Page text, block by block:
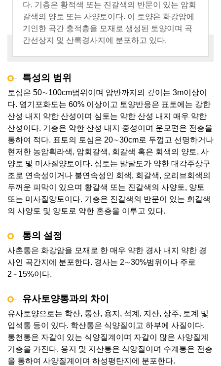
다. 기층은 황적색 또는 진갈색의 반문이 있는 암회
갈색의 양토 또는 사양토이다. 이 토양은 화강암에
기인한 곡간 충적층을 모재로 생성된 토양이며 곡
간선상지 및 산록경사지에 분포하고 있다.
특성의 범위
토심은 50∼100cm범위이며 암반까지의 깊이는 3m이상이
다. 염기포화도는 60% 이상이고 토양반응은 표토에는 강한
산성 내지 약한 산성이며 심토는 약한 산성 내지 매우 약한
산성이다. 기층은 약한 산성 내지 중성이며 운모편은 전층을
통하여 적다. 표토의 토심은 20∼30cm로 두껍고 선명하거나
현저한 농암획라색, 암회갈색, 회갈색 혹은 회색의 양토, 사
양토 및 미사질양토이다. 심토는 발달도가 약한 대각주상구
조로 연속성이거나 불연속성인 회색, 회갈색, 오리브회색의
두꺼운 피막이 있으며 황갈색 또는 진갈색의 사양토, 양토
또는 미사질양토이다. 기층은 진갈색의 반문이 있는 회갈색
의 사양토 및 양토로 약한 혼층을 이루고 있다.
통의 설정
사촌통은 화강암을 모재로 한 매우 약한 경사 내지 약한 경
사인 곡간지에 분포한다. 경사는 2∼30%범위이나 주로
2∼15%이다.
유사토양통과의 차이
유사토양으로는 학산, 통산, 용지, 석계, 지산, 상주, 토계 및
입석통 등이 있다. 학산통은 식양질이고 하부에 사질이다.
통천통은 자갈이 있는 식양질계이며 자갈이 많은 사양질계
기층을 가진다. 용지 및 지산통은 식양질이며 수계통은 전층
을 통하여 사양질계이며 하성평탄지에 분포한다.